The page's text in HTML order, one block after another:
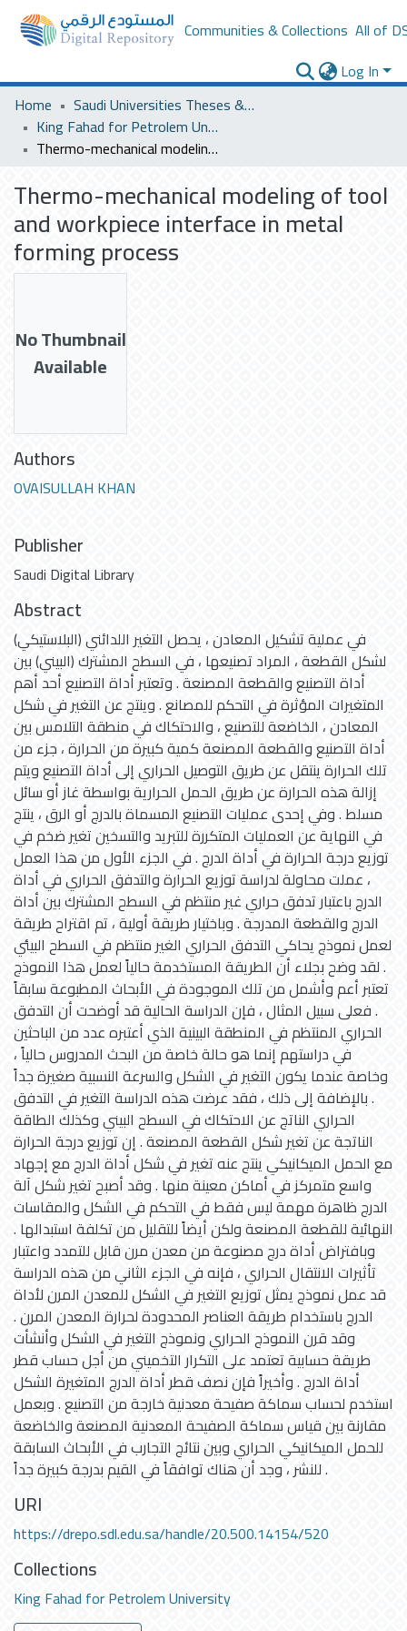
Communities & Collections All of
Log In
Home
Saudi Universities Theses & Dissertations
King Fahad for Petrolem University
Thermo-mechanical modeling of tool and workpiece interface in metal forming process
Thermo-mechanical modeling of tool
and workpiece interface in metal
forming process
No Thumbnail
Available
Authors
OVAISULLAH KHAN
Publisher
Saudi Digital Library
Abstract
في عملية تشكيل المعادن ، يحصل التغير اللدائني (البلاستيكي)
لشكل القطعة ، المراد تصنيعها ، في السطح المشترك (البيني) بين
أداة التصنيع والقطعة المصنعة . وتعتبر أداة التصنيع أحد أهم
المتغيرات المؤثرة في التحكم للمصانع . وينتج عن التغير في شكل
المعادن ، الخاضعة للتصنيع ، والاحتكاك في منطقة التلامس بين
أداة التصنيع والقطعة المصنعة كمية كبيرة من الحرارة ، جزء من
تلك الحرارة ينتقل عن طريق التوصيل الحراري إلى أداة التصنيع ويتم
إزالة هذه الحرارة عن طريق الحمل الحرارية بواسطة غاز أو سائل
مسلط . وفي إحدى عمليات التصنيع المسماة بالدرج أو الرق ، ينتج
في النهاية عن العمليات المتكررة للتبريد والتسخين تغير ضخم في
توزيع درجة الحرارة في أداة الدرج . في الجزء الأول من هذا العمل
، عملت محاولة لدراسة توزيع الحرارة والتدفق الحراري في أداة
الدرج باعتبار تدفق حراري غير منتظم في السطح المشترك بين أداة
الدرج والقطعة المدرجة . وباختيار طريقة أولية ، تم اقتراح طريقة
لعمل نموذج يحاكي التدفق الحراري الغير منتظم في السطح البيئي
. لقد وضح بجلاء أن الطريقة المستخدمة حالياً لعمل هذا النموذج
تعتبر أعم وأشمل من تلك الموجودة في الأبحاث المطبوعة سابقاً
. فعلى سبيل المثال ، فإن الدراسة الحالية قد أوضحت أن التدفق
الحراري المنتظم في المنطقة البينية الذي أعتبره عدد من الباحثين
في دراستهم إنما هو حالة خاصة من البحث المدروس حالياً ،
وخاصة عندما يكون التغير في الشكل والسرعة النسبية صغيرة جداً
. بالإضافة إلى ذلك ، فقد عرضت هذه الدراسة التغير في التدفق
الحراري الناتج عن الاحتكاك في السطح البيني وكذلك الطاقة
الناتجة عن تغير شكل القطعة المصنعة . إن توزيع درجة الحرارة
مع الحمل الميكانيكي ينتج عنه تغير في شكل أداة الدرج مع إجهاد
واسع متمركز في أماكن معينة منها . وقد أصبح تغير شكل آلة
الدرج ظاهرة مهمة ليس فقط في التحكم في الشكل والمقاسات
النهائية للقطعة المصنعة ولكن أيضاً للتقليل من تكلفة استبدالها .
وبافتراض أداة درج مصنوعة من معدن مرن قابل للتمدد واعتبار
تأثيرات الانتقال الحراري ، فإنه في الجزء الثاني من هذه الدراسة
قد عمل نموذج يمثل توزيع التغير في الشكل للمعدن المرن لأداة
الدرج باستخدام طريقة العناصر المحدودة لحرارة المعدن المرن .
وقد قرن النموذج الحراري ونموذج التغير في الشكل وأنشأت
طريقة حسابية تعتمد على التكرار التخميني من أجل حساب قطر
أداة الدرج . وأخيراً فإن نصف قطر أداة الدرج المتغيرة الشكل
استخدم لحساب سماكة صفيحة معدنية خارجة من التصنيع . وبعمل
مقارنة بين قياس سماكة الصفيحة المعدنية المصنعة والخاضعة
للحمل الميكانيكي الحراري وبين نتائج التجارب في الأبحاث السابقة
للنشر ، وجد أن هناك توافقاً في القيم بدرجة كبيرة جداً .
URI
https://drepo.sdl.edu.sa/handle/20.500.14154/520
Collections
King Fahad for Petrolem University